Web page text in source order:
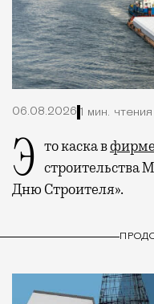
06.08.2026 1 мин. чтения
Это каска в
строительства
Дню Строителя».